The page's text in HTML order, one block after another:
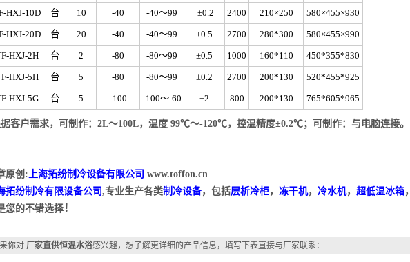
HXJ-10D 台 10 -40 -40～99 ±0.2 2400 210×250 580×455×930
HXJ-20D 台 20 -40 -40～99 ±0.5 2700 280*300 580×455×990
HXJ-2H 台 2 -80 -80～99 ±0.5 1000 160*110 450*355*830
HXJ-5H 台 5 -80 -80～99 ±0.2 2700 200*130 520*455*925
HXJ-5G 台 5 -100 -100～-60 ±2 800 200*130 765*605*965
客户需求，可制作：2L～100L，温度 99℃～-120℃，控温精度±0.2℃；可制作：与电脑连接。
原创:上海拓纷制冷设备有限公司 www.toffon.cn
拓纷制冷有限设备公司 ,专业生产各类制冷设备，包括层析冷柜， 冻干机， 冷水机， 超低温冰箱，
您的不错选择！
你对 厂家直供恒温水浴感兴趣，想了解更详细的产品信息，填写下表直接与厂家联系：